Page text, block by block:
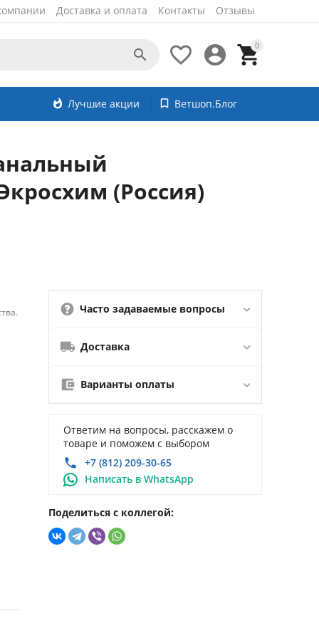
Доставка и оплата Контакты Отзывы
0




whatshot Лучшие акции bookmark_border Ветшоп.Блог
(Россия)
Часто задаваемые вопросы
Доставка
Варианты оплаты
Ответим на вопросы, расскажем о
товаре и поможем с выбором
+7 (812) 209-30-65
Написать в WhatsApp
Поделиться с коллегой: